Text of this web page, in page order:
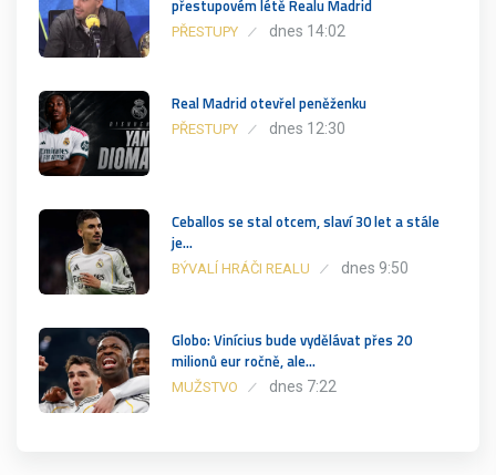
přestupovém létě Realu Madrid
PŘESTUPY dnes 14:02
Real Madrid otevřel peněženku
PŘESTUPY dnes 12:30
Ceballos se stal otcem, slaví 30 let a stále
je…
BÝVALÍ HRÁČI REALU dnes 9:50
Globo: Vinícius bude vydělávat přes 20
milionů eur ročně, ale…
MUŽSTVO dnes 7:22